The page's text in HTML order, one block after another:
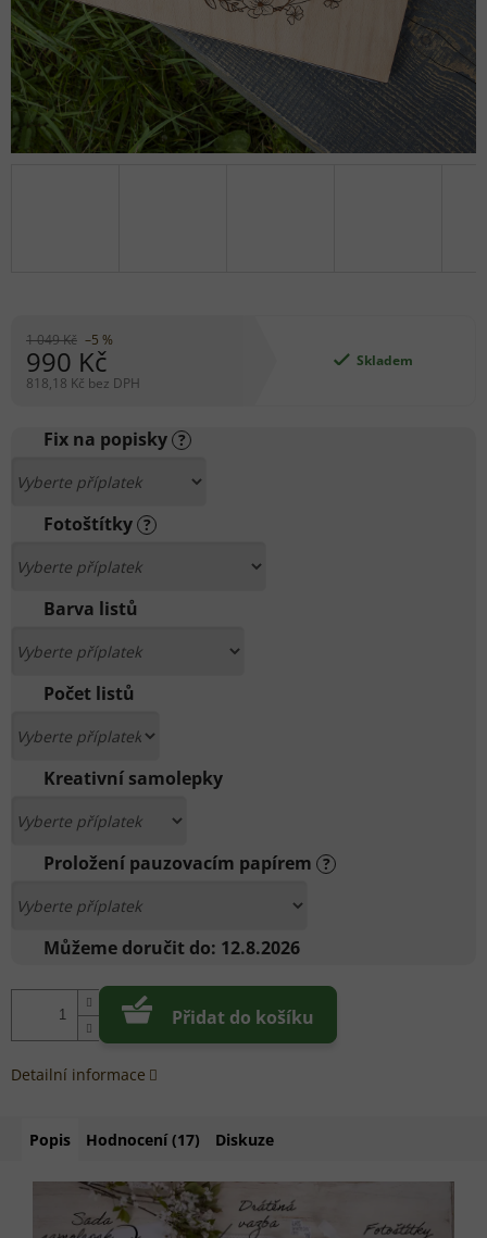
1 049 Kč –5 %
990 Kč
818,18 Kč bez DPH
cena:
Skladem
Fix na popisky ?
Fotoštítky ?
Barva listů
Počet listů
Kreativní samolepky
Proložení pauzovacím papírem ?
Můžeme doručit do: 12.8.2026
Přidat do košíku
Detailní informace
Popis Hodnocení (17) Diskuze